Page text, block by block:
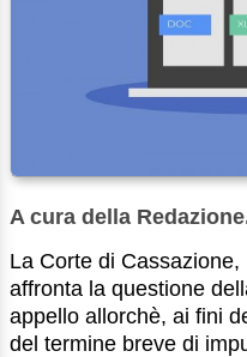
A cura della
La Corte di
affronta la questione
appello allorchè, ai fini
del termine breve di